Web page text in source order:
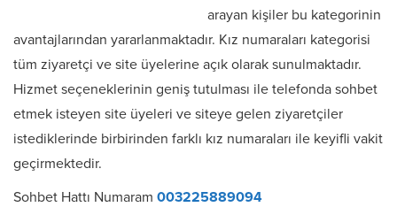
arayan kişiler bu kategorinin
avantajlarından yararlanmaktadır. Kız numaraları kategorisi
tüm ziyaretçi ve site üyelerine açık olarak sunulmaktadır.
Hizmet seçeneklerinin geniş tutulması ile telefonda sohbet
etmek isteyen site üyeleri ve siteye gelen ziyaretçiler
istediklerinde birbirinden farklı kız numaraları ile keyifli vakit
geçirmektedir.
Sohbet Hattı Numaram 003225889094